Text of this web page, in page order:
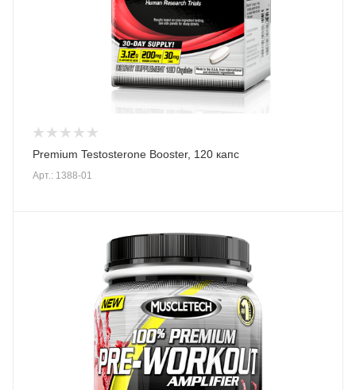
Premium Testosterone Booster, 120 капс
Арт.: 1388-01